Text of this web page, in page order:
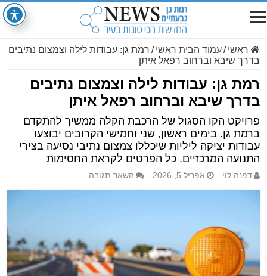
ראשי /עמוד הבית ראשי / רמת גן: עבודות לילה וצמצום נתיבים
בדרך שיבא וברחוב רפאל איתן
רמת גן: עבודות לילה וצמצום נתיבים
בדרך שיבא וברחוב רפאל איתן
פרויקט הקו הסגול של הרכבת הקלה ממשיך להתקדם
ברמת גן. בימים ראשון, שני וחמישי הקרובים יבוצעו
עבודות יציקה ליליות שיכללו צמצום נתיבי נסיעה בצירי
התנועה המרכזיים. כל הפרטים לקראת החסימות
דפנה לוי אפריל 5, 2026 השאר תגובה